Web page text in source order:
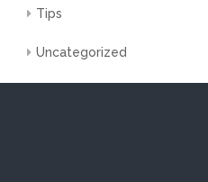
Tips
Uncategorized